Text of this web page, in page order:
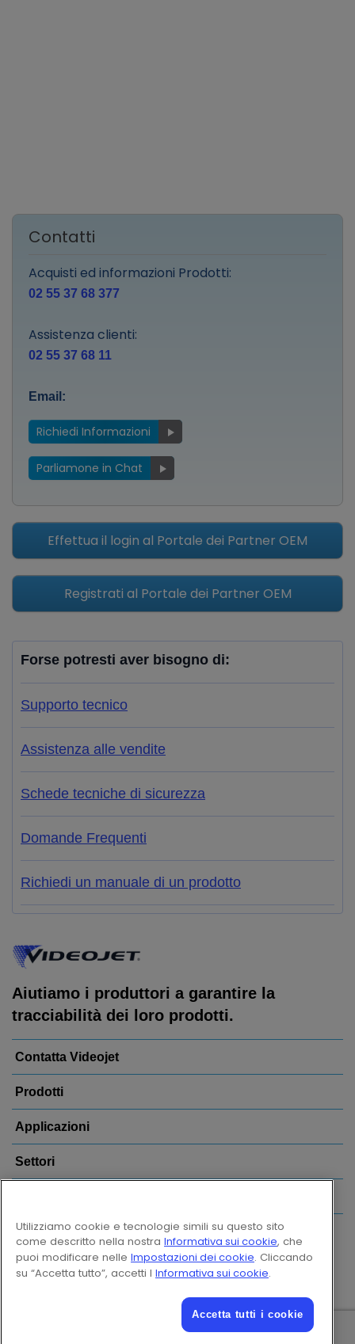
Contatti
Acquisti ed informazioni Prodotti:
02 55 37 68 377
Assistenza clienti:
02 55 37 68 11
Email:
Richiedi Informazioni
Parliamone in Chat
Effettua il login al Portale dei Partner OEM
Registrati al Portale dei Partner OEM
Forse potresti aver bisogno di:
Supporto tecnico
Assistenza alle vendite
Schede tecniche di sicurezza
Domande Frequenti
Richiedi un manuale di un prodotto
Aiutiamo i produttori a garantire la
tracciabilità dei loro prodotti.
Contatta Videojet
Prodotti
Applicazioni
Settori
© 2026 Videojet Technologies Inc.
Informativa sui cookie
Impostazioni cookie
Opportunità di lavoro – Ruoli
Utilizziamo cookie e tecnologie simili su questo sito
come descritto nella nostra Informativa sui cookie, che
puoi modificare nelle Impostazioni dei cookie. Cliccando
su “Accetta tutto”, accetti l Informativa sui cookie.
Accetta tutti i cookie